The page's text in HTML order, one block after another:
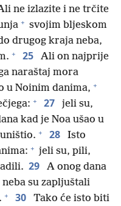
ne izlazite i ne trčite
+ svojim bljeskom
drugog kraja neba,
+ 25
Ali on najprije
naraštaj mora
u Noinim danima, +
+ 27
jeli su,
kad je Noa ušao u
+ 28
Isto
+ jeli su, pili,
29
A onog dana
su zapljuštali
+ 30
Tako će isto biti